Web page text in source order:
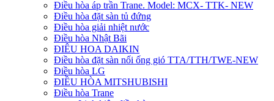
Điều hòa áp trần Trane. Model: MCX- TTK- NEW
Điều hòa đặt sàn tủ đứng
Điều hòa giải nhiệt nước
Điều hòa Nhật Bãi
ĐIÊU HOA DAIKIN
Điều hòa đặt sàn nối ống gió TTA/TTH/TWE-NEW
Điều hòa LG
ĐIỀU HÒA MITSHUBISHI
Điều hòa Trane